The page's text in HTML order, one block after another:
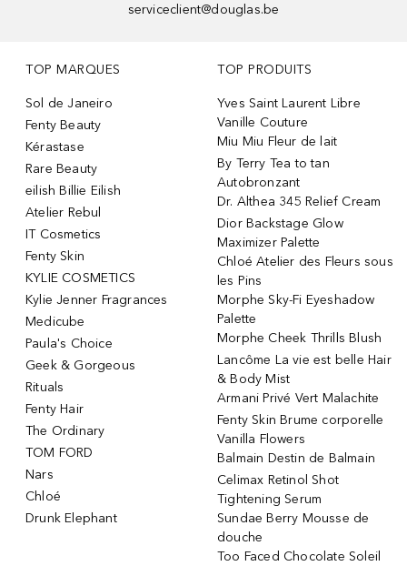
serviceclient@douglas.be
TOP MARQUES
Sol de Janeiro
Fenty Beauty
Kérastase
Rare Beauty
eilish Billie Eilish
Atelier Rebul
IT Cosmetics
Fenty Skin
KYLIE COSMETICS
Kylie Jenner Fragrances
Medicube
Paula's Choice
Geek & Gorgeous
Rituals
Fenty Hair
The Ordinary
TOM FORD
Nars
Chloé
Drunk Elephant
TOP PRODUITS
Yves Saint Laurent Libre
Vanille Couture
Miu Miu Fleur de lait
By Terry Tea to tan
Autobronzant
Dr. Althea 345 Relief Cream
Dior Backstage Glow
Maximizer Palette
Chloé Atelier des Fleurs sous
les Pins
Morphe Sky-Fi Eyeshadow
Palette
Morphe Cheek Thrills Blush
Lancôme La vie est belle Hair
& Body Mist
Armani Privé Vert Malachite
Fenty Skin Brume corporelle
Vanilla Flowers
Balmain Destin de Balmain
Celimax Retinol Shot
Tightening Serum
Sundae Berry Mousse de
douche
Too Faced Chocolate Soleil